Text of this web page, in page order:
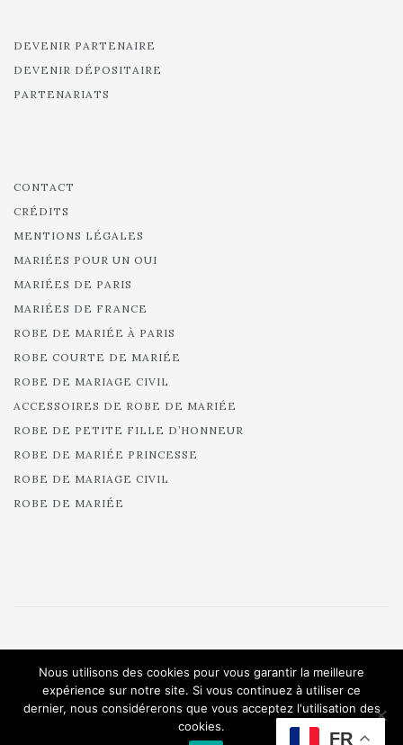
DEVENIR PARTENAIRE
DEVENIR DÉPOSITAIRE
PARTENARIATS
CONTACT
CRÉDITS
MENTIONS LÉGALES
MARIÉES POUR UN OUI
MARIÉES DE PARIS
MARIÉES DE FRANCE
ROBE DE MARIÉE À PARIS
ROBE COURTE DE MARIÉE
ROBE DE MARIAGE CIVIL
ACCESSOIRES DE ROBE DE MARIÉE
ROBE DE PETITE FILLE D’HONNEUR
ROBE DE MARIÉE PRINCESSE
ROBE DE MARIAGE CIVIL
ROBE DE MARIÉE
All rights reserved.
FR
Nous utilisons des cookies pour vous garantir la meilleure
expérience sur notre site. Si vous continuez à utiliser ce
dernier, nous considérerons que vous acceptez l'utilisation des
cookies.